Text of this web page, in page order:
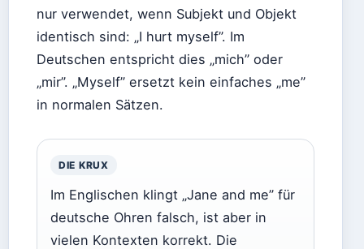
nur verwendet, wenn Subjekt und Objekt
identisch sind: „I hurt myself”. Im
Deutschen entspricht dies „mich” oder
„mir”. „Myself” ersetzt kein einfaches „me”
in normalen Sätzen.
DIE KRUX
Im Englischen klingt „Jane and me” für
deutsche Ohren falsch, ist aber in
vielen Kontexten korrekt. Die